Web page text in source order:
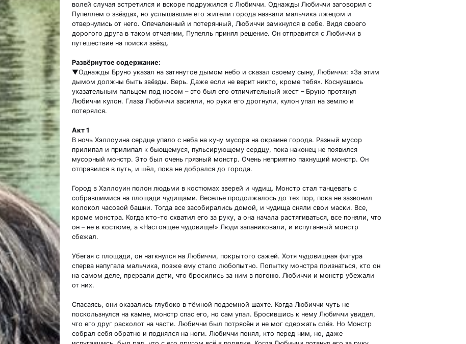
волей случая встретился и вскоре подружился с Любиччи. Однажды Любиччи заговорил с
Пупеллем о звёздах, но услышавшие его жители города назвали мальчика лжецом и
отвернулись от него. Опечаленный и потерянный, Любиччи замкнулся в себе. Видя своего
дорогого друга в таком отчаянии, Пупелль принял решение. Он отправится с Любиччи в
путешествие на поиски звёзд.
Развёрнутое содержание:
▼Однажды Бруно указал на затянутое дымом небо и сказал своему сыну, Любиччи: «За этим
дымом должны быть звёзды. Верь. Даже если не верит никто, кроме тебя». Коснувшись
указательным пальцем под носом – это был его отличительный жест – Бруно протянул
Любиччи кулон. Глаза Любиччи засияли, но руки его дрогнули, кулон упал на землю и
потерялся.
Акт 1
В ночь Хэллоуина сердце упало с неба на кучу мусора на окраине города. Разный мусор
прилипал и прилипал к бьющемуся, пульсирующему сердцу, пока наконец не появился
мусорный монстр. Это был очень грязный монстр. Очень неприятно пахнущий монстр. Он
отправился в путь, и шёл, пока не добрался до города.
Город в Хэллоуин полон людьми в костюмах зверей и чудищ. Монстр стал танцевать с
собравшимися на площади чудищами. Веселье продолжалось до тех пор, пока не зазвонил
колокол часовой башни. Тогда все засобирались домой, и чудища сняли свои маски. Все,
кроме монстра. Когда кто-то схватил его за руку, а она начала растягиваться, все поняли, что
он – не в костюме, а «Настоящее чудовище!» Люди запаниковали, и испуганный монстр
сбежал.
Убегая с площади, он наткнулся на Любиччи, покрытого сажей. Хотя чудовищная фигура
сперва напугала мальчика, позже ему стало любопытно. Попытку монстра признаться, кто он
на самом деле, прервали дети, что бросились за ним в погоню. Любиччи и монстр убежали
от них.
Спасаясь, они оказались глубоко в тёмной подземной шахте. Когда Любиччи чуть не
поскользнулся на камне, монстр спас его, но сам упал. Бросившись к нему Любиччи увидел,
что его друг расколот на части. Любиччи был потрясён и не мог сдержать слёз. Но Монстр
собрал себя обратно и поднялся на ноги. Любиччи понял, кто перед ним, но, даже